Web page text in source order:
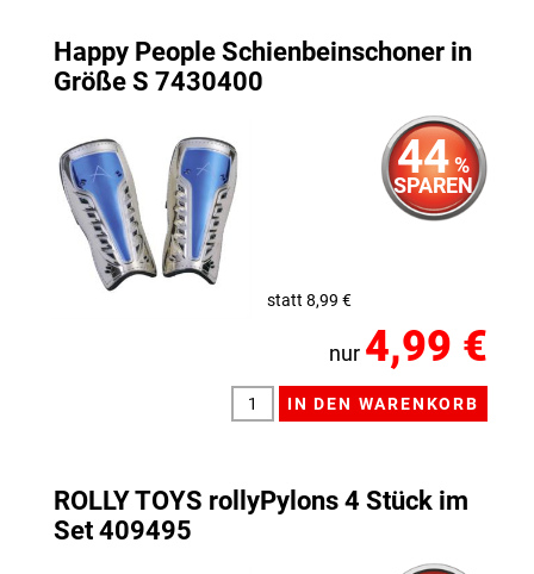
Happy People Schienbeinschoner in
Größe S 7430400
44%
SPAREN
statt 8,99 €
nur 4,99 €
ROLLY TOYS rollyPylons 4 Stück im
Set 409495